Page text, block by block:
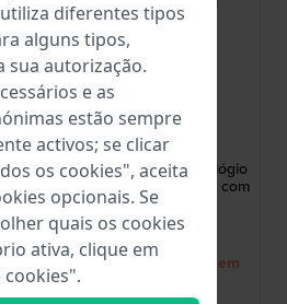
3
Lorus
RH997QX9
RH997QX9 40 mm Relógio
para homem em titânio com
data
99,00 €
● De volta ao stock em
diferentes tipos
alguns tipos,
sua autorização.
e as
estão sempre
activos; se clicar
os cookies", aceita
opcionais. Se
quais os cookies
ativa, clique em
cookies".